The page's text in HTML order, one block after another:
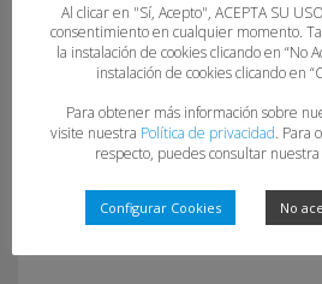
CALENDARIO XXII OPEN DE LA CALZADA DE
Al clicar en "Sí, Acepto", ACEPTA SU
consentimiento en cualquier momento.
la instalación de cookies clicando en “No
instalación de cookies clicando en
Para obtener más información sobre
visite nuestra Política de privacidad. Para
respecto, puedes consultar nuestra
Configurar Cookies No